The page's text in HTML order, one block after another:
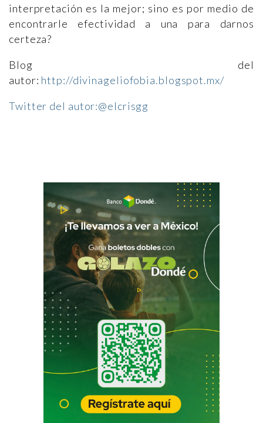
interpretación es la mejor; sino es por medio de
encontrarle efectividad a una para darnos
certeza?
Blog del
autor: http://divinageliofobia.blogspot.mx/
Twitter del autor:@elcrisgg